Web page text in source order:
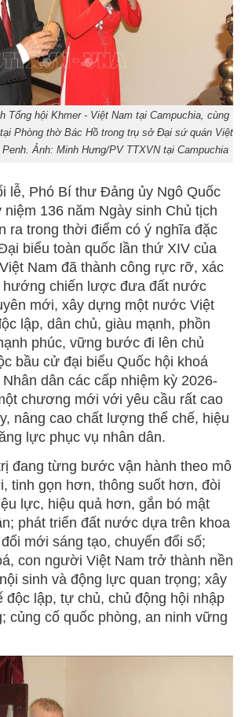
Tổng hội Khmer - Việt Nam tại Campuchia, cùng
Phòng thờ Bác Hồ trong trụ sở Đại sứ quán Việt
Ảnh: Minh Hưng/PV TTXVN tại Campuchia
lễ, Phó Bí thư Đảng ủy Ngô Quốc
niệm 136 năm Ngày sinh Chủ tịch
ra trong thời điểm có ý nghĩa đặc
biểu toàn quốc lần thứ XIV của
Nam đã thành công rực rỡ, xác
hướng chiến lược đưa đất nước
mới, xây dựng một nước Việt
lập, dân chủ, giàu mạnh, phồn
phúc, vững bước đi lên chủ
bầu cử đại biểu Quốc hội khoá
dân các cấp nhiệm kỳ 2026-
chương mới với yêu cầu rất cao
nâng cao chất lượng thể chế, hiệu
lực phục vụ nhân dân.
đang từng bước vận hành theo mô
tinh gọn hơn, thông suốt hơn, đòi
lực, hiệu quả hơn, gắn bó mật
phát triển đất nước dựa trên khoa
mới sáng tạo, chuyển đổi số;
con người Việt Nam trở thành nền
sinh và động lực quan trọng; xây
độc lập, tự chủ, chủ động hội nhập
củng cố quốc phòng, an ninh vững